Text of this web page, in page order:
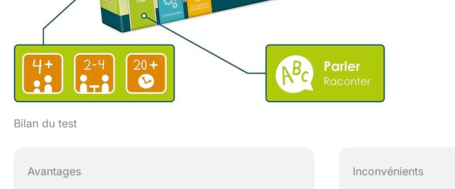
Bilan du test
Avantages Inconvénients